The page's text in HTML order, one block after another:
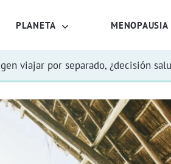
PLANETA MENOPAUSIA
viajar por separado, ¿decisión